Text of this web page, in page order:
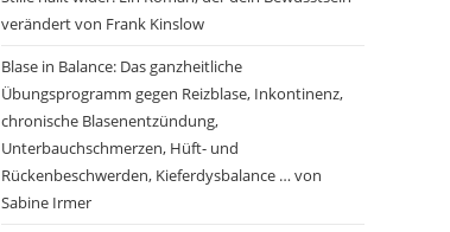
verändert von Frank Kinslow
Blase in Balance: Das ganzheitliche
Übungsprogramm gegen Reizblase, Inkontinenz,
chronische Blasenentzündung,
Unterbauchschmerzen, Hüft- und
Rückenbeschwerden, Kieferdysbalance … von
Sabine Irmer